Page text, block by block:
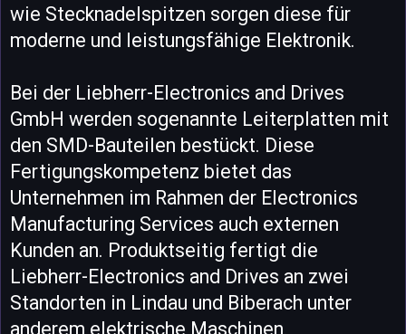
wie Stecknadelspitzen sorgen diese für
moderne und leistungsfähige Elektronik.
Bei der Liebherr-Electronics and Drives
GmbH werden sogenannte Leiterplatten mit
den SMD-Bauteilen bestückt. Diese
Fertigungskompetenz bietet das
Unternehmen im Rahmen der Electronics
Manufacturing Services auch externen
Kunden an. Produktseitig fertigt die
Liebherr-Electronics and Drives an zwei
Standorten in Lindau und Biberach unter
anderem elektrische Maschinen,